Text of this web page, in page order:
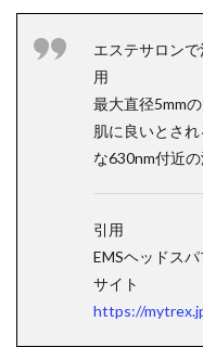
エステサロン
用
最大直径5mm
肌に良いとさ
な630nm付近
引用
EMSヘッドス
サイト
https://